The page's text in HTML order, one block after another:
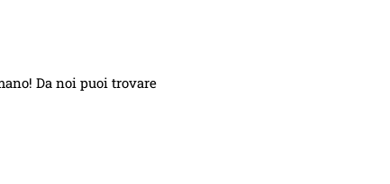
Da noi puoi trovare